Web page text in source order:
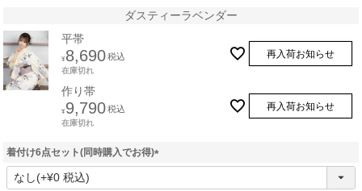
ダスティーラベンダー
平帯
¥ 8,690税込
在庫切れ
再入荷お知らせ
作り帯
¥ 9,790税込
在庫切れ
再入荷お知らせ
着付け6点セット(同時購入でお得)
(